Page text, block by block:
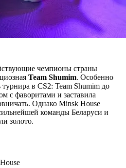
чемпионы страны
Team Shumim. Особенно
в CS2: Team Shumim до
с фаворитами и заставила
Однако Minsk House
команды Беларуси и
золото.